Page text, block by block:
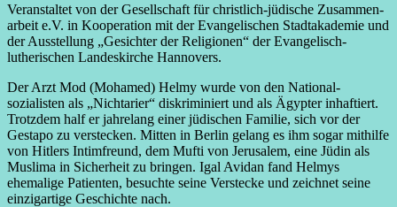
Veranstaltet von der Gesellschaft für christlich-jüdische Zusammen­
arbeit e.V. in Kooperation mit der Evangelischen Stad­takademie und
der Ausstellung „Gesichter der Religionen“ der Evangelisch-
lutherischen Landes­kirche Hannovers.
Der Arzt Mod (Mohamed) Helmy wurde von den National­
sozialisten als „Nichtarier“ diskriminiert und als Ägypter inhaftiert.
Trotzdem half er jahrelang einer jüdischen Familie, sich vor der
Gestapo zu verstecken. Mitten in Berlin gelang es ihm sogar mithilfe
von Hitlers Intim­freund, dem Mufti von Jerusalem, eine Jüdin als
Muslima in Sicherheit zu bringen. Igal Avidan fand Helmys
ehemalige Patienten, besuchte seine Verstecke und zeichnet seine
einzig­artige Geschichte nach.